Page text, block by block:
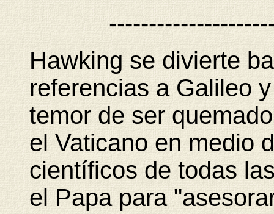
Hawking se divierte
referencias a Galileo
temor de ser
el Vaticano en medio
científicos de todas
el Papa para